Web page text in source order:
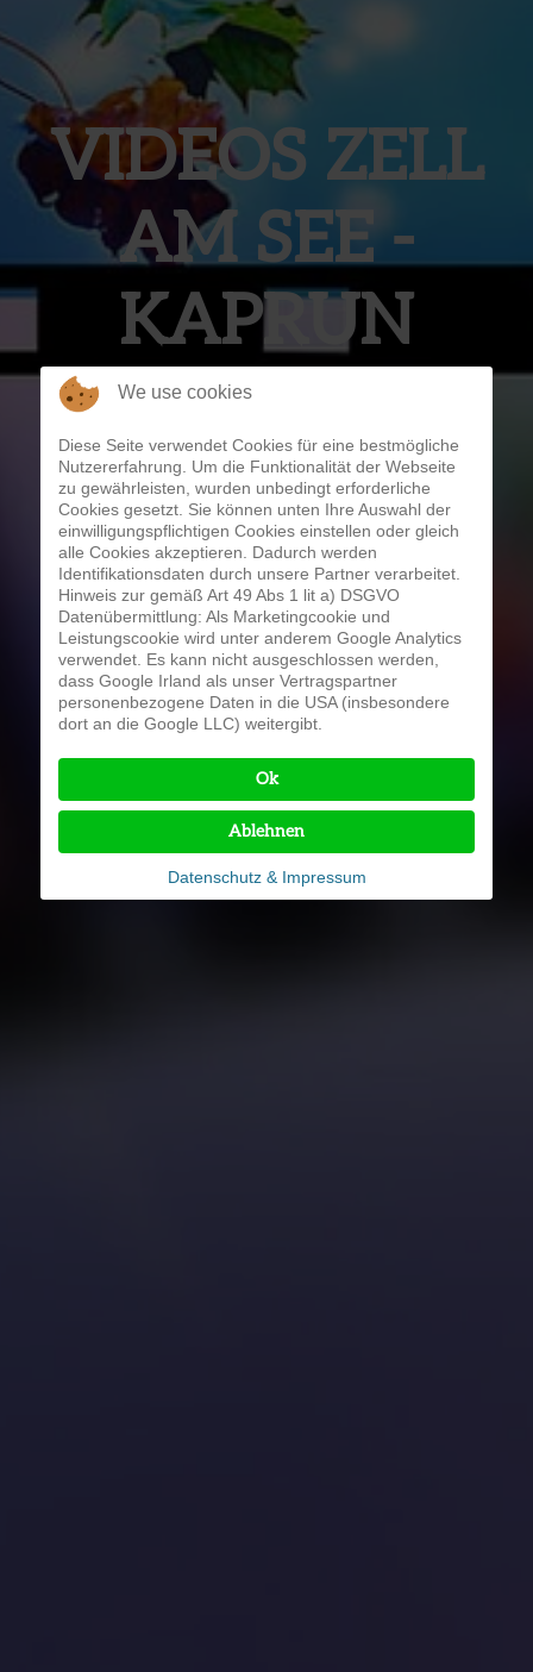
VIDEOS ZELL
AM SEE -
KAPRUN
We use cookies
Diese Seite verwendet Cookies für eine bestmögliche
Nutzererfahrung. Um die Funktionalität der Webseite
zu gewährleisten, wurden unbedingt erforderliche
Cookies gesetzt. Sie können unten Ihre Auswahl der
einwilligungspflichtigen Cookies einstellen oder gleich
alle Cookies akzeptieren. Dadurch werden
Identifikationsdaten durch unsere Partner verarbeitet.
Hinweis zur gemäß Art 49 Abs 1 lit a) DSGVO
Datenübermittlung: Als Marketingcookie und
Leistungscookie wird unter anderem Google Analytics
verwendet. Es kann nicht ausgeschlossen werden,
dass Google Irland als unser Vertragspartner
personenbezogene Daten in die USA (insbesondere
dort an die Google LLC) weitergibt.
Ok
Ablehnen
Datenschutz & Impressum